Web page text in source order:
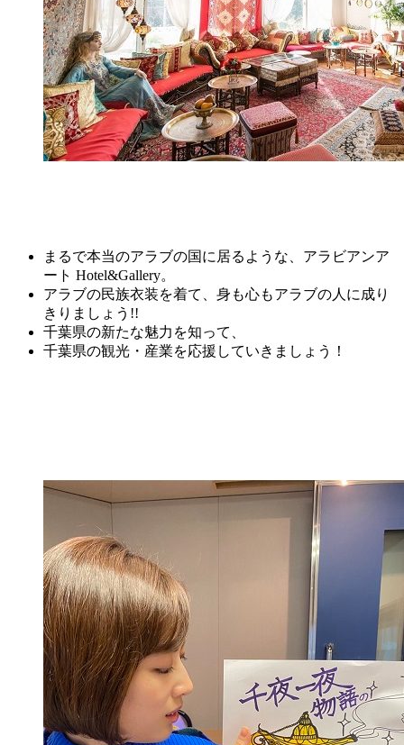
まるで本当のアラブの国に居るような、アラビアンア
ート Hotel&Gallery。
アラブの民族衣装を着て、身も心もアラブの人に成り
きりましょう!!
千葉県の新たな魅力を知って、
千葉県の観光・産業を応援していきましょう！